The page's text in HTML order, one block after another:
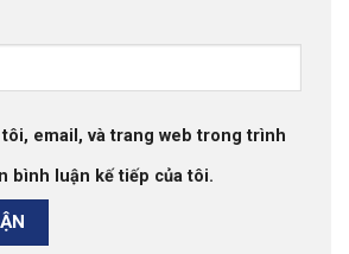
tôi, email, và trang web trong trình
bình luận kế tiếp của tôi.